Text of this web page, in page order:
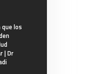
los
| Dr